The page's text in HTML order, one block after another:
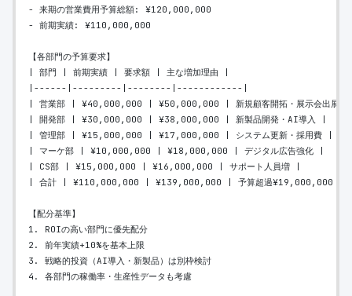
- 来期の営業費用予算総額: ¥120,000,000
- 前期実績: ¥110,000,000
【各部門の予算要求】
| 部門 | 前期実績 | 要求額 | 主な増加理由 |
|------|---------|--------|------------|
| 営業部 | ¥40,000,000 | ¥50,000,000 | 新規顧客開拓・展示会出展 |
| 開発部 | ¥30,000,000 | ¥38,000,000 | 新製品開発・AI導入 |
| 管理部 | ¥15,000,000 | ¥17,000,000 | システム更新・採用費 |
| マーケ部 | ¥10,000,000 | ¥18,000,000 | デジタル広告強化 |
| CS部 | ¥15,000,000 | ¥16,000,000 | サポート人員増 |
| 合計 | ¥110,000,000 | ¥139,000,000 | 予算超過¥19,000,000 |
【配分基準】
1. ROIの高い部門に優先配分
2. 前年実績+10%を基本上限
3. 戦略的投資（AI導入・新製品）は別枠検討
4. 各部門の稼働率・生産性データも考慮